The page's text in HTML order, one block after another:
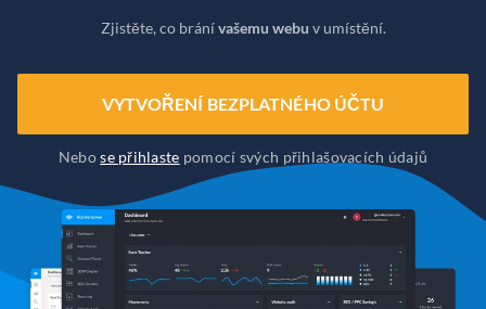
Zjistěte, co bránívašemu webu v umístění.
VYTVOŘENÍ BEZPLATNÉHO ÚČTU
Nebose přihlaste pomocí svých přihlašovacích údajů